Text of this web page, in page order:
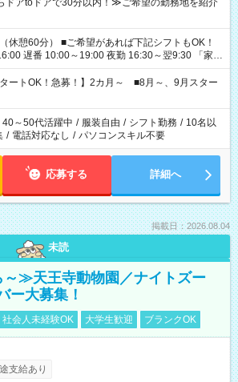
ドアtoドアで30分以内！≫ご希望の勤務地を紹介
があれば下記シフトもOK！
遅番 10:00～19:00 夜勤 16:30～翌9:30 「家族
せたい」 「余裕を持って夕飯の準備がしたい」
業はしたくない」 など、ご希望を教えてください
お仕事の勤務時間。 合計で週40時間を超える場
ません。
タートOK！急募！】2カ月～ ■8月～、9月スター
40～50代活躍中 / 服装自由 / シフト勤務 / 10名以
/ 電話対応なし / パソコンスキル不要
応募する 詳細へ
掲載日：2026.08.04
未読
≫天王寺動物園／ナイトズー
ー大募集！
社会人未経験OK 大学生歓迎 ブランクOK
支給あり